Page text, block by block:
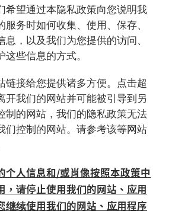
希望通过本隐私政策向您说明我
服务时如何收集、使用、保存、
息，以及我们为您提供的访问、
些信息的方式。
链接给您提供诸多方便。点击超
开我们的网站并可能被引导到另
制的网站，我们的隐私政策无法
们控制的网站。请参考该等网站
个人信息和/或肖像按照本政策中
，请停止使用我们的网站、应用
继续使用我们的网站、应用程序